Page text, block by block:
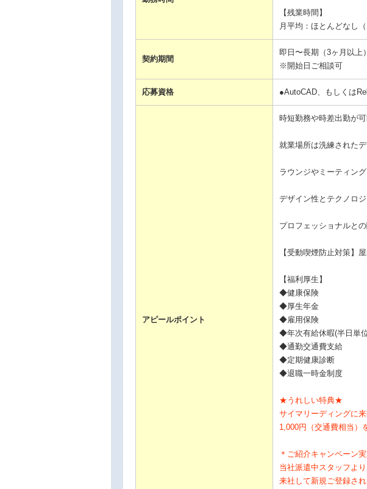
【残業時間】
月平均：ほとんどなし（
契約期間
即日〜長期（3ヶ月以上）
※開始日ご相談可
応募資格 ●AutoCAD、もしくは
アピールポイント
時短勤務や時差出勤が
就業場所は洗練された
ラウンジやミーティン
デザイン性とテクノロ
プロフェッショナルと
【受動喫煙防止対策】
【福利厚生】
◆健康保険
◆厚生年金
◆雇用保険
◆年次有給休暇(半日単
◆通勤交通費支給
◆定期健康診断
◆退職一時金制度
★うれしい特典★
サイマリーディングに
1,000円（交通費相当）
＊ご紹介キャンペーン実
当社派遣中スタッフよ
来社して新規ご登録さ